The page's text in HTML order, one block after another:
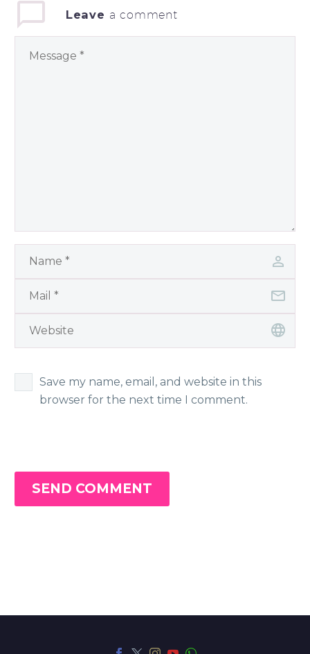
Leave a comment
Save my name, email, and website in this
browser for the next time I comment.
SEND COMMENT